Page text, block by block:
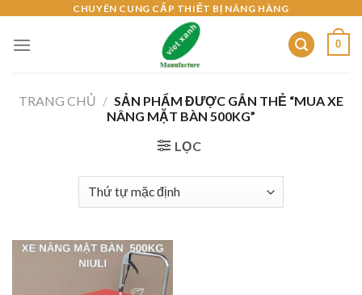
content
CHUYÊN CUNG CẤP THIẾT BỊ NÂNG HÀNG
0
TRANG CHỦ / SẢN PHẨM ĐƯỢC GẮN THẺ “MUA XE
NÂNG MẶT BÀN 500KG”
LỌC